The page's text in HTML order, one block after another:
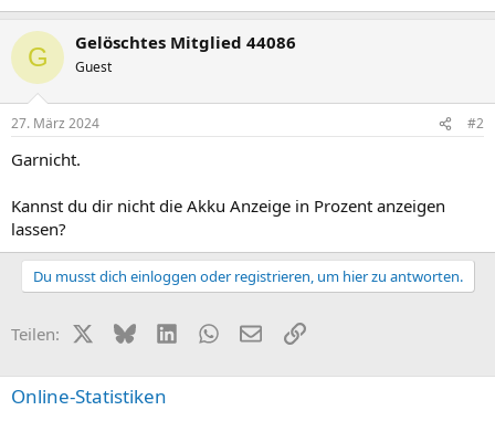
G Gelöschtes Mitglied 44086
Guest
27. März 2024 #2
Garnicht.
Kannst du dir nicht die Akku Anzeige in Prozent anzeigen
lassen?
Du musst dich einloggen oder registrieren, um hier zu antworten.
Teilen: X (Twitter)
BlueskyLinkedInWhatsApp
E-MailLink
Online-Statistiken